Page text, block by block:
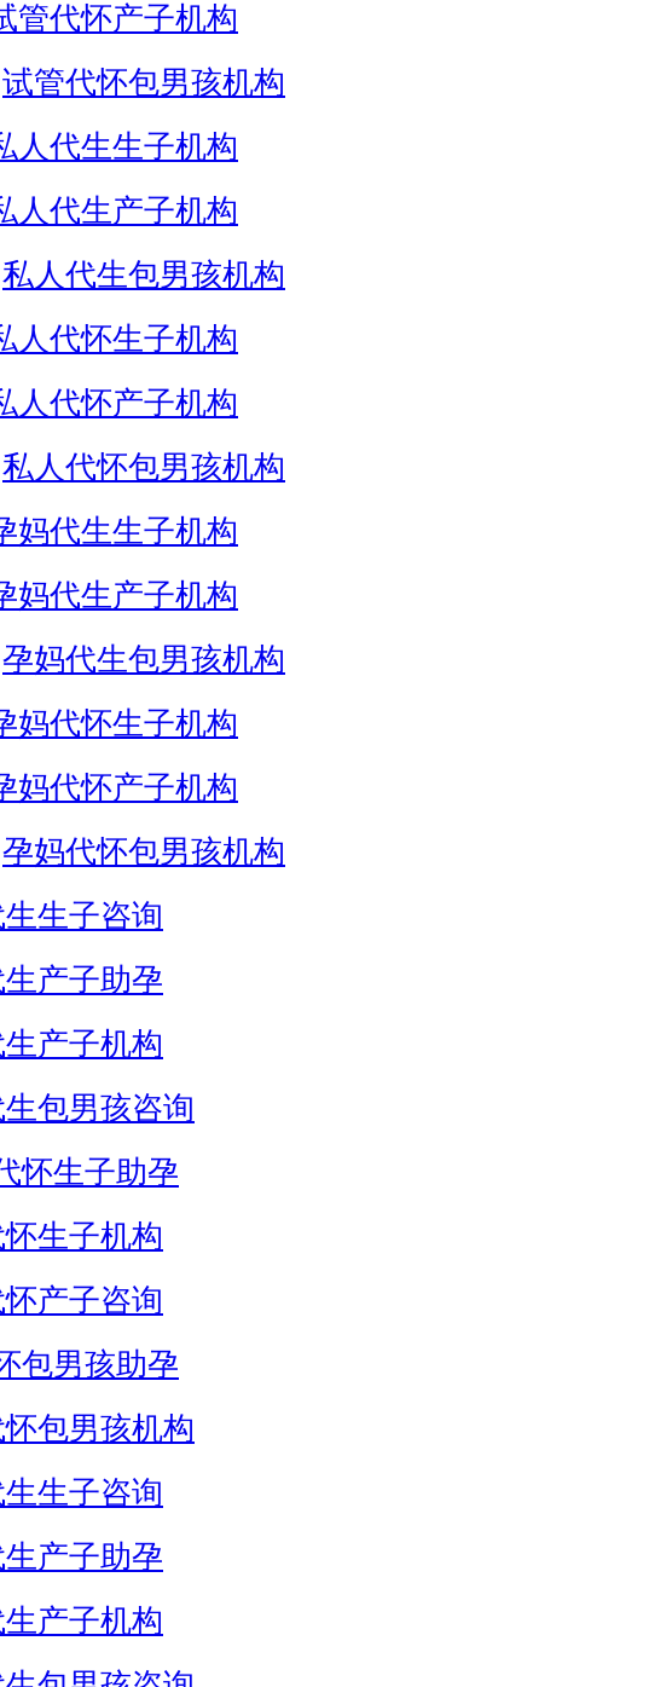
管代怀产子机构
试管代怀包男孩机构
人代生生子机构
人代生产子机构
私人代生包男孩机构
人代怀生子机构
人代怀产子机构
私人代怀包男孩机构
妈代生生子机构
妈代生产子机构
孕妈代生包男孩机构
妈代怀生子机构
妈代怀产子机构
孕妈代怀包男孩机构
生子咨询
产子助孕
产子机构
包男孩咨询
怀生子助孕
生子机构
产子咨询
包男孩助孕
包男孩机构
生子咨询
产子助孕
产子机构